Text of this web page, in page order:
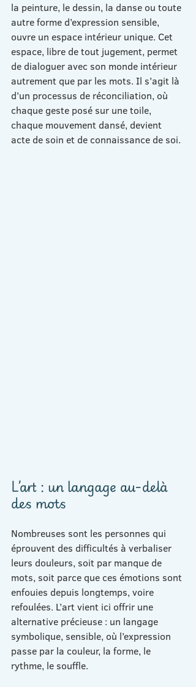
la peinture, le dessin, la danse ou toute
autre forme d’expression sensible,
ouvre un espace intérieur unique. Cet
espace, libre de tout jugement, permet
de dialoguer avec son monde intérieur
autrement que par les mots. Il s’agit là
d’un processus de réconciliation, où
chaque geste posé sur une toile,
chaque mouvement dansé, devient
acte de soin et de connaissance de soi.
L’art : un langage au-delà
des mots
Nombreuses sont les personnes qui
éprouvent des difficultés à verbaliser
leurs douleurs, soit par manque de
mots, soit parce que ces émotions sont
enfouies depuis longtemps, voire
refoulées. L’art vient ici offrir une
alternative précieuse : un langage
symbolique, sensible, où l’expression
passe par la couleur, la forme, le
rythme, le souffle.